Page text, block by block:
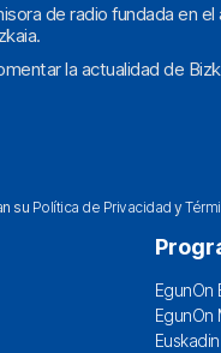
de radio fundada en
la actualidad de
su Política de Privacidad y
EgunOn
EgunOn